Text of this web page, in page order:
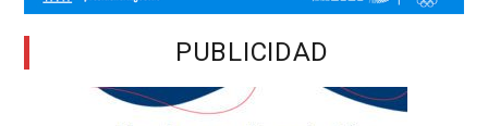
PUBLICIDAD